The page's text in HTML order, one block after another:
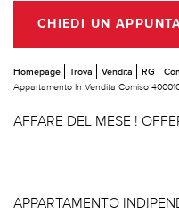
CHIEDI UN
Homepage Trova Vendita RG
Appartamento In Vendita Comiso
AFFARE DEL MESE !
APPARTAMENTO